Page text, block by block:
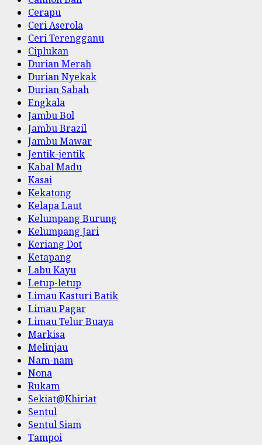
Cerapu
Ceri Aserola
Ceri Terengganu
Ciplukan
Durian Merah
Durian Nyekak
Durian Sabah
Engkala
Jambu Bol
Jambu Brazil
Jambu Mawar
Jentik-jentik
Kabal Madu
Kasai
Kekatong
Kelapa Laut
Kelumpang Burung
Kelumpang Jari
Keriang Dot
Ketapang
Labu Kayu
Letup-letup
Limau Kasturi Batik
Limau Pagar
Limau Telur Buaya
Markisa
Melinjau
Nam-nam
Nona
Rukam
Sekiat@Khiriat
Sentul
Sentul Siam
Tampoi